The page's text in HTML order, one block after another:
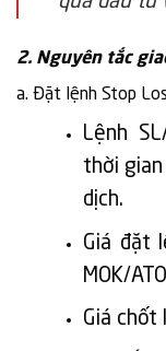
2. Nguyên tắc
a. Đặt lệnh Stop
Lệnh
thời
dịch.
Giá đặt
MOK/
Giá chốt